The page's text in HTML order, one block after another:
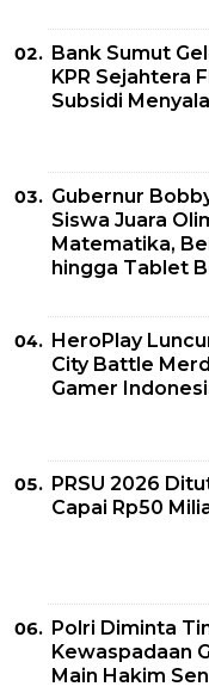
Bank Sumut
KPR Sejahtera
Subsidi
Gubernur
Siswa Juara
Matematika,
hingga Tablet
HeroPlay
City Battle
Gamer
PRSU 2026
Capai Rp50
Polri Diminta
Kewaspadaan
Main Hakim